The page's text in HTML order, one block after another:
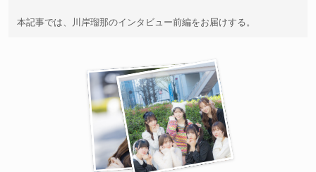
本記事では、川岸瑠那のインタビュー前編をお届けする。